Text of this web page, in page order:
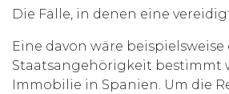
Die Fälle, in denen eine
Eine davon wäre
Staatsangehörigkeit bestimmt
Immobilie in Spanien. Um die